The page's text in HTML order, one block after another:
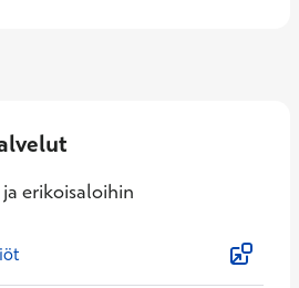
erikoisaloihin